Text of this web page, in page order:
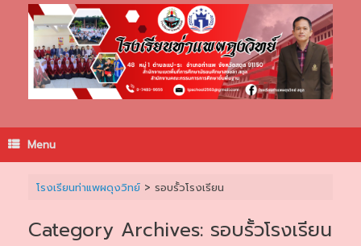
Menu
โรงเรียนท่าแพผดุงวิทย์> รอบรั้วโรงเรียน
Category Archives: รอบรั้วโรงเรียน